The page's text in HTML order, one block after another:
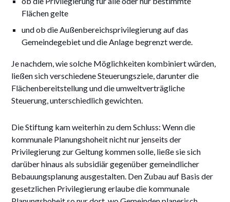
Flächen gelte
und ob die Außenbereichsprivilegierung auf das
Gemeindegebiet und die Anlage begrenzt werde.
Je nachdem, wie solche Möglichkeiten kombiniert würden,
ließen sich verschiedene Steuerungsziele, darunter die
Flächenbereitstellung und die umweltverträgliche
Steuerung, unterschiedlich gewichten.
Die Stiftung kam weiterhin zu dem Schluss: Wenn die
kommunale Planungshoheit nicht nur jenseits der
Privilegierung zur Geltung kommen solle, ließe sie sich
darüber hinaus als subsidiär gegenüber gemeindlicher
Bebauungsplanung ausgestalten. Den Zubau auf Basis der
gesetzlichen Privilegierung erlaube die kommunale